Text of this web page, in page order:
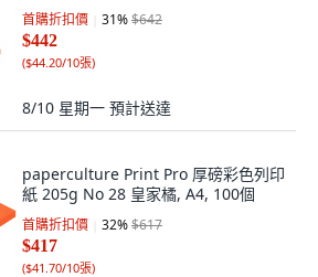
首購折扣價 31%$642
$442
($44.20/10張)
8/10 星期一 預計送達
paperculture Print Pro 厚磅彩色列印
紙 205g No 28 皇家橘, A4, 100個
首購折扣價 32%$617
$417
($41.70/10張)